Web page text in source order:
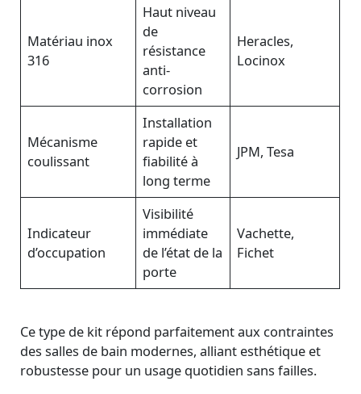
Matériau inox
316
Haut niveau
de
résistance
anti-
corrosion
Heracles,
Locinox
Mécanisme
coulissant
Installation
rapide et
fiabilité à
long terme
JPM, Tesa
Indicateur
d’occupation
Visibilité
immédiate
de l’état de la
porte
Vachette,
Fichet
Ce type de kit répond parfaitement aux contraintes
des salles de bain modernes, alliant esthétique et
robustesse pour un usage quotidien sans failles.